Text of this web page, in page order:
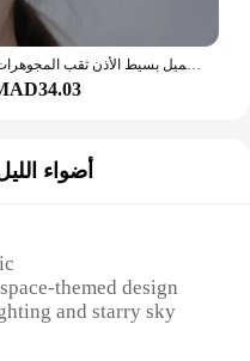
الفضة لوحة غير المتماثلة لطيف الفضاء رائد الفضاء كوكب أوبال وأقراط للنساء الفضة اللون جميل بسيط الأذن ثقب المجوهرات
أضواء
themed design
and starry sky